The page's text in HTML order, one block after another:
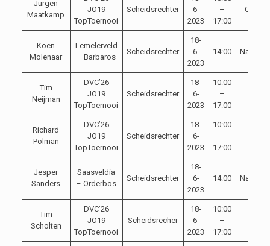
Jurgen
Maatkamp
JO19
TopToernooi
Scheidsrechter
6-
2023
–
17:00
Koen
Molenaar
Lemelerveld
– Barbaros
Scheidsrechter
18-
6-
2023
14:00
Tim
Neijman
DVC’26
JO19
TopToernooi
Scheidsrechter
18-
6-
2023
10:00
–
17:00
Richard
Polman
DVC’26
JO19
TopToernooi
Scheidsrechter
18-
6-
2023
10:00
–
17:00
Jesper
Sanders
Saasveldia
– Orderbos
Scheidsrechter
18-
6-
2023
14:00
Tim
Scholten
DVC’26
JO19
TopToernooi
Scheidsrecher
18-
6-
2023
10:00
–
17:00